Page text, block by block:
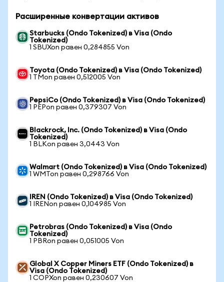
Расширенные конвертации активов
Starbucks (Ondo Tokenized) в Visa (Ondo
Tokenized)
1 SBUXon равен 0,284855 Von
Toyota (Ondo Tokenized) в Visa (Ondo Tokenized)
1 TMon равен 0,512005 Von
PepsiCo (Ondo Tokenized) в Visa (Ondo Tokenized)
1 PEPon равен 0,379307 Von
Blackrock, Inc. (Ondo Tokenized) в Visa (Ondo
Tokenized)
1 BLKon равен 3,0443 Von
Walmart (Ondo Tokenized) в Visa (Ondo Tokenized)
1 WMTon равен 0,298766 Von
IREN (Ondo Tokenized) в Visa (Ondo Tokenized)
1 IRENon равен 0,104985 Von
Petrobras (Ondo Tokenized) в Visa (Ondo
Tokenized)
1 PBRon равен 0,051005 Von
Global X Copper Miners ETF (Ondo Tokenized) в
Visa (Ondo Tokenized)
1 COPXon равен 0,230607 Von